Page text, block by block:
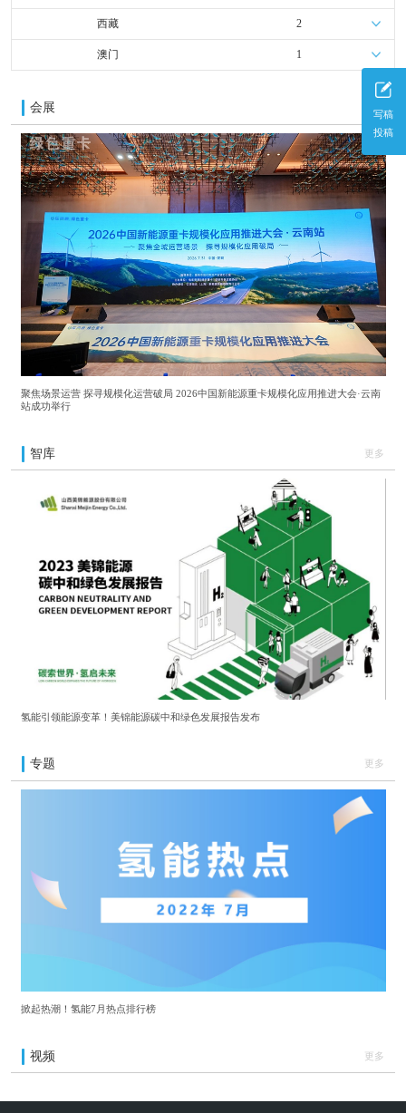
写稿
投稿
西藏 2
澳门 1
会展 更多
聚焦场景运营 探寻规模化运营破局 2026中国新能源重卡规模化应用推进大会·云南
站成功举行
智库 更多
氢能引领能源变革！美锦能源碳中和绿色发展报告发布
专题 更多
掀起热潮！氢能7月热点排行榜
视频 更多